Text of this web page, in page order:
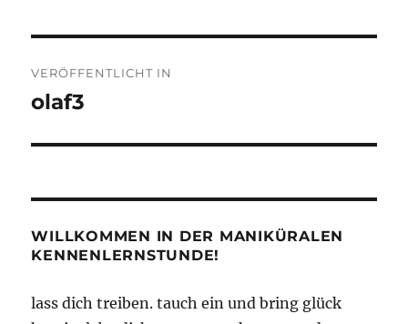
VERÖFFENTLICHT IN
olaf3
WILLKOMMEN IN DER MANIKÜRALEN
KENNENLERNSTUNDE!
lass dich treiben. tauch ein und bring glück